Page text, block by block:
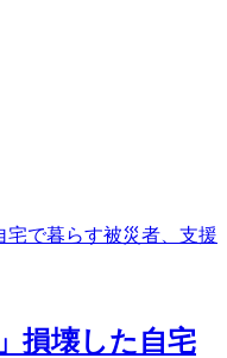
宅で暮らす被災者、支援
損壊した自宅